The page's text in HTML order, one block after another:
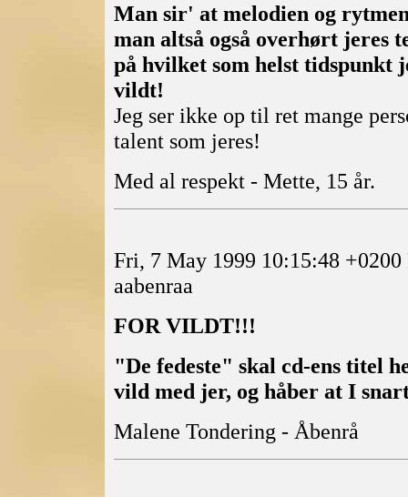
Man sir' at melodien og
man altså også overhørt jeres
på hvilket som helst
vildt!
Jeg ser ikke op til ret mange
talent som jeres!
Med al respekt - Mette, 15 år.
Fri, 7 May 1999 10:15:48
aabenraa
FOR VILDT!!!
"De fedeste" skal cd-ens titel
vild med jer, og håber at I
Malene Tondering - Åbenrå